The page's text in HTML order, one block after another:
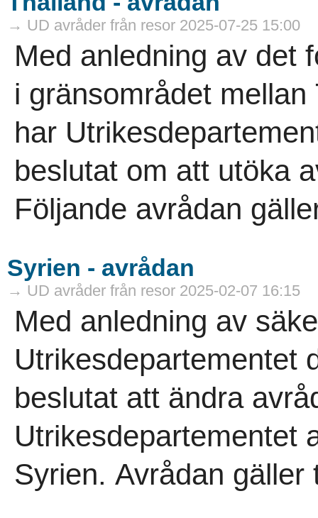
→ UD avråder från resor 2025-07-25 15:00
Med anledning av det
i gränsområdet
har
beslutat om att utöka
Följande avrådan
Syrien - avrådan
→ UD avråder från resor 2025-02-07 16:15
Med anledning av
Utrikesdepartementet
beslutat att ändra
Utrikesdepartementet
Syrien. Avrådan gäller